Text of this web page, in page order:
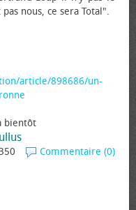
nous, ce sera Total".
article/898686/un-
bientôt
Commentaire (0)